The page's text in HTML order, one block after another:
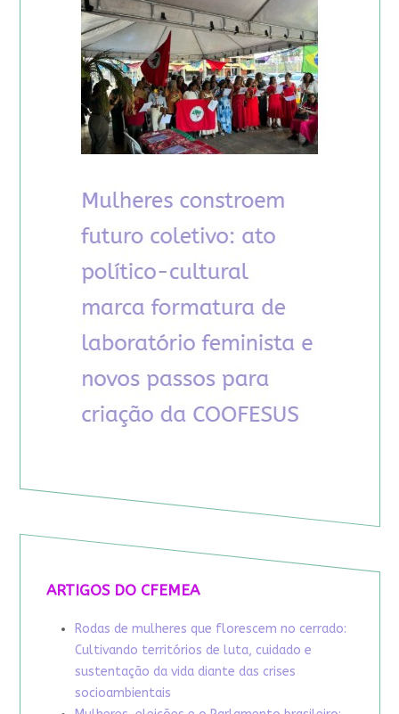
ARTIGOS DO CFEMEA
Rodas de mulheres que florescem no cerrado:
Cultivando territórios de luta, cuidado e
sustentação da vida diante das crises
socioambientais